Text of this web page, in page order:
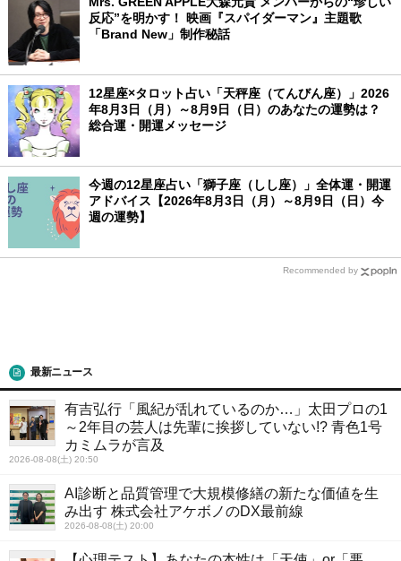
反応”を明かす！ 映画『スパイダーマン』主題歌
「Brand New」制作秘話
12星座×タロット占い「天秤座（てんびん座）」2026
年8月3日（月）～8月9日（日）のあなたの運勢は？
総合運・開運メッセージ
今週の12星座占い「獅子座（しし座）」全体運・開運
アドバイス【2026年8月3日（月）～8月9日（日）今
週の運勢】
Recommended by
最新ニュース
有吉弘行「風紀が乱れているのか…」太田プロの1
～2年目の芸人は先輩に挨拶していない!? 青色1号
カミムラが言及
2026-08-08(土) 20:50
AI診断と品質管理で大規模修繕の新たな価値を生
み出す 株式会社アケボノのDX最前線
2026-08-08(土) 20:00